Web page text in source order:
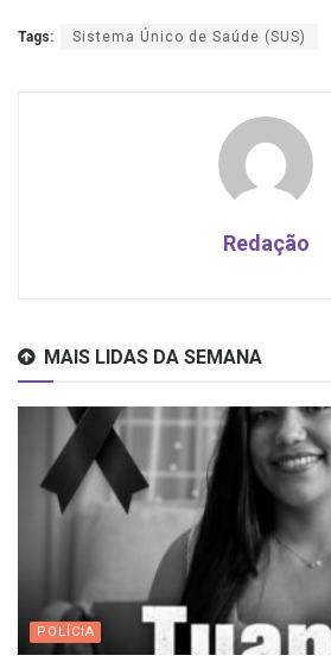
Tags: Sistema Único de Saúde (SUS)
Redação
MAIS LIDAS DA SEMANA
POLÍCIA